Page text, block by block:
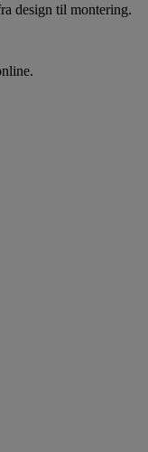
design til montering.